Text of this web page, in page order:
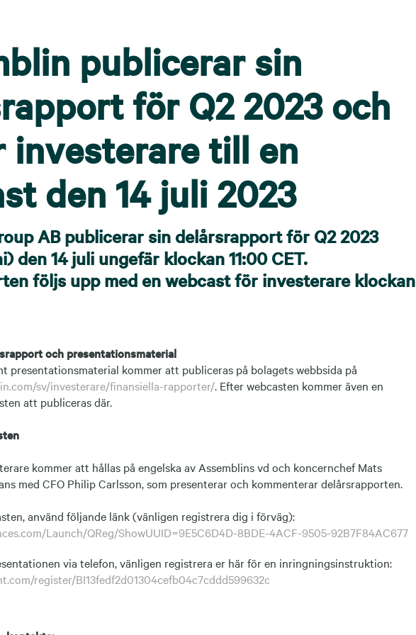
publicerar sin
för Q2 2023 och
investerare till en
den 14 juli 2023
AB publicerar sin delårsrapport för Q2 2023
den 14 juli ungefär klockan 11:00 CET.
följs upp med en webcast för investerare klockan
och presentationsmaterial
presentationsmaterial kommer att publiceras på bolagets webbsida på
sv/investerare/finansiella-rapporter/. Efter webcasten kommer även en
att publiceras där.
kommer att hållas på engelska av Assemblins vd och koncernchef Mats
med CFO Philip Carlsson, som presenterar och kommenterar delårsrapporten.
använd följande länk (vänligen registrera dig i förväg):
Launch/QReg/ShowUUID=9E5C6D4D-8BDE-4ACF-9505-92B7F84AC677
via telefon, vänligen registrera er här för en inringningsinstruktion:
register/BI13fedf2d01304cefb04c7cddd599632c